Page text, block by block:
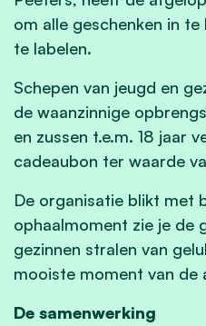
om alle geschenken in
te labelen.
Schepen van jeugd en
de waanzinnige
en zussen t.e.m. 18 jaar
cadeaubon ter waarde
De organisatie blikt met
ophaalmoment zie je de
gezinnen stralen van
mooiste moment van de
De samenwerking